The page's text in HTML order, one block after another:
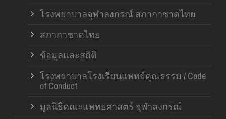
โรงพยาบาลจุฬาลงกรณ์ สภากาชาดไทย
สภากาชาดไทย
ข้อมูลและสถิติ
โรงพยาบาลโรงเรียนแพทย์คุณธรรม / Code
of Conduct
มูลนิธิคณะแพทยศาสตร์ จุฬาลงกรณ์